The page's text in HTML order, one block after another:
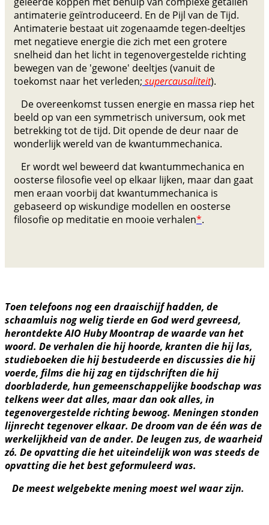
antimaterie geïntroduceerd. En de Pijl van de Tijd.
Antimaterie bestaat uit zogenaamde tegen-deeltjes
met negatieve energie die zich met een grotere
snelheid dan het licht in tegenovergestelde richting
bewegen van de 'gewone' deeltjes (vanuit de
toekomst naar het verleden; supercausaliteit).
De overeenkomst tussen energie en massa riep het
beeld op van een symmetrisch universum, ook met
betrekking tot de tijd. Dit opende de deur naar de
wonderlijk wereld van de kwantummechanica.
Er wordt wel beweerd dat kwantummechanica en
oosterse filosofie veel op elkaar lijken, maar dan gaat
men eraan voorbij dat kwantummechanica is
gebaseerd op wiskundige modellen en oosterse
filosofie op meditatie en mooie verhalen*.
Toen telefoons nog een draaischijf hadden, de
schaamluis nog welig tierde en God werd gevreesd,
herontdekte AIO Huby Moontrap de waarde van het
woord. De verhalen die hij hoorde, kranten die hij las,
studieboeken die hij bestudeerde en discussies die hij
voerde, films die hij zag en tijdschriften die hij
doorbladerde, hun gemeenschappelijke boodschap was
telkens weer dat alles, maar dan ook alles, in
tegenovergestelde richting bewoog. Meningen stonden
lijnrecht tegenover elkaar. De droom van de één was de
werkelijkheid van de ander. De leugen zus, de waarheid
zó. De opvatting die het uiteindelijk won was steeds de
opvatting die het best geformuleerd was.
De meest welgebekte mening moest wel waar zijn.